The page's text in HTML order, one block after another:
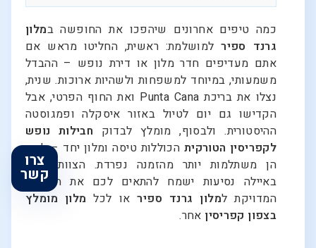
כמה טיפים אחרונים שיהפכו את החופשה במלון
גרנד ספירלמושלמת: ראשית, החליטו מראש אם
אתם מעדיפים חדר מלון או דירת נופש – ההבדל
משמעותי, במיוחד למשפחות ולשהיות ארוכות. שנית,
נצלו את בריכת Punta Cana ואת החוף הפרטי, אבל
הקדישו גם יום לטיול באזור איסקלה ופמגוסטה
ההיסטורית. ולבסוף, מומלץ לבדוק חבילות נופש
לקפריסין הטורקית הכוללות טיסה ומלון יחד – לרוב
הן משתלמות יותר מהזמנה נפרדת. הצוות שלנו
באיילה נסיעות ישמח להתאים לכם את החבילה
המדויקת למלון גרנד ספיראו לכל מלון מומלץ
בצפון קפריסין אחר.
צרו
קשר